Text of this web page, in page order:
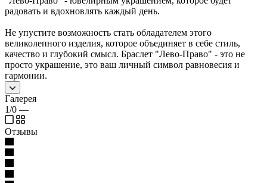
радовать и вдохновлять каждый день.
Не упустите возможность стать обладателем этого
великолепного изделия, которое объединяет в себе стиль,
качество и глубокий смысл. Браслет "Лево-Право" - это не
просто украшение, это ваш личный символ равновесия и
гармонии.
Галерея
1/0 —
Отзывы